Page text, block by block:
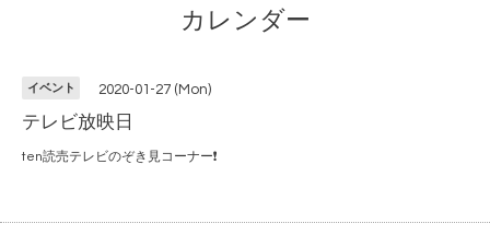
カレンダー
イベント 2020-01-27 (Mon)
テレビ放映日
ten読売テレビのぞき見コーナー❗️